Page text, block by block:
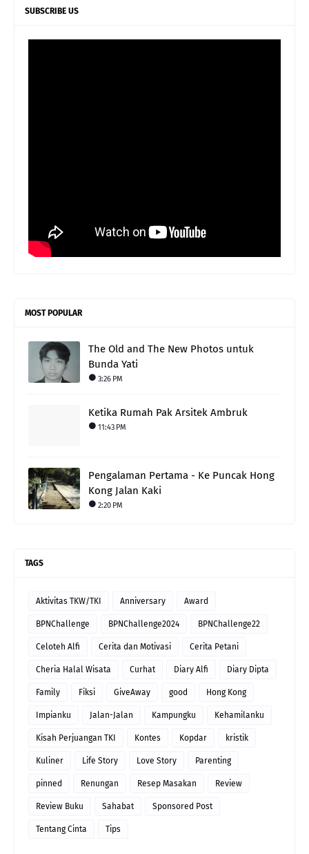
SUBSCRIBE US
MOST POPULAR
The Old and The New Photos untuk
Bunda Yati
3:26 PM
Ketika Rumah Pak Arsitek Ambruk
11:43 PM
Pengalaman Pertama - Ke Puncak Hong
Kong Jalan Kaki
2:20 PM
TAGS
Aktivitas TKW/TKI Anniversary Award
BPNChallenge BPNChallenge2024 BPNChallenge22
Celoteh Alfi Cerita dan Motivasi Cerita Petani
Cheria Halal Wisata Curhat Diary Alfi Diary Dipta
Family Fiksi GiveAway good Hong Kong
Impianku Jalan-Jalan Kampungku Kehamilanku
Kisah Perjuangan TKI Kontes Kopdar kristik
Kuliner Life Story Love Story Parenting
pinned Renungan Resep Masakan Review
Review Buku Sahabat Sponsored Post
Tentang Cinta Tips